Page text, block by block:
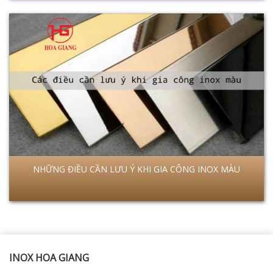
NHỮNG ĐIỀU CẦN LƯU Ý KHI GIA CÔNG INOX MÀU
INOX HOA GIANG